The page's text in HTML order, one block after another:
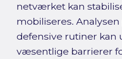
netværket kan
mobiliseres.
defensive rutiner kan
væsentlige barrierer